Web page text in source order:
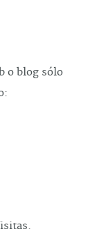
o blog sólo